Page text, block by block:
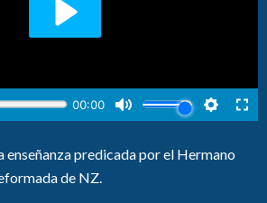
enseñanza predicada por el Hermano
de NZ.